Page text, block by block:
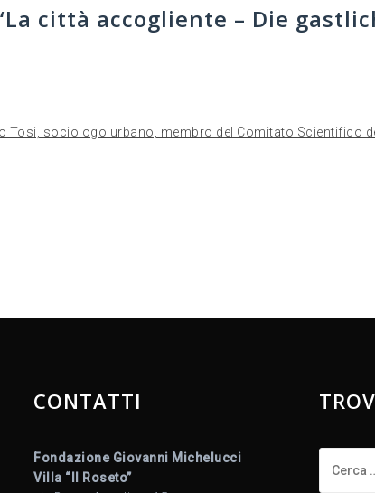
La città accogliente – Die
Tosi, sociologo urbano, membro del Comitato Scientifico
CONTATTI
Fondazione Giovanni Michelucci
Villa “Il Roseto”
per: